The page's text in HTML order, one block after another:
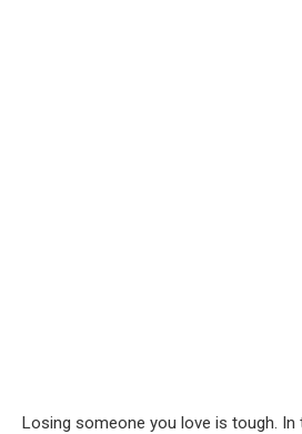
Losing someone you love is tough.